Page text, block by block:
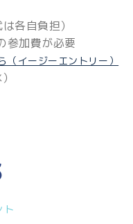
各自負担）
加費が必要
（イージーエントリー）
ト